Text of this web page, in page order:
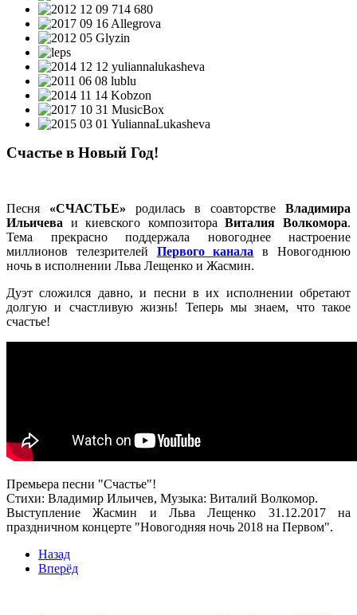
Счастье в Новый Год!
Песня «СЧАСТЬЕ» родилась в соавторстве Владимира
Ильичева и киевского композитораВиталия Волкомора.
Тема прекрасно поддержала новогоднее настроение
миллионов телезрителей Первого канала в Новогоднюю
ночь в исполнении Льва Лещенко и Жасмин.
Дуэт сложился давно, и песни в их исполнении обретают
долгую и счастливую жизнь! Теперь мы знаем, что такое
счастье!
Премьера песни "Счастье"!
Стихи: Владимир Ильичев, Музыка: Виталий Волкомор.
Выступление Жасмин и Льва Лещенко 31.12.2017 на
праздничном концерте "Новогодняя ночь 2018 на Первом".
Назад
Вперёд